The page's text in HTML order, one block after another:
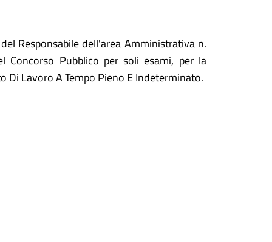
Responsabile dell'area Amministrativa n.
Concorso Pubblico per soli esami, per la
Lavoro A Tempo Pieno E Indeterminato.